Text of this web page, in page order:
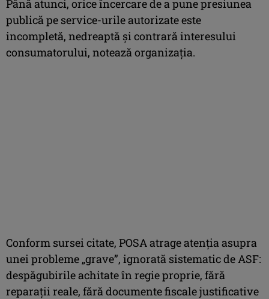
Până atunci, orice încercare de a pune presiunea
publică pe service-urile autorizate este
incompletă, nedreaptă şi contrară interesului
consumatorului, notează organizaţia.
Conform sursei citate, POSA atrage atenţia asupra
unei probleme „grave”, ignorată sistematic de ASF:
despăgubirile achitate în regie proprie, fără
reparaţii reale, fără documente fiscale justificative